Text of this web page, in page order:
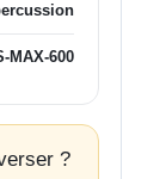
MAX-600
?